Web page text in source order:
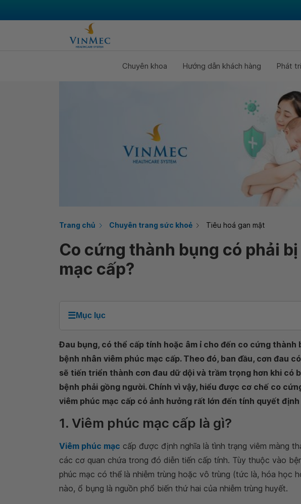
Chuyên khoa Hướng dẫn khách hàng Phát
Trang chủ Chuyên trang sức khoẻ Tiêu hoá gan mật
Co cứng thành bụng có phải
mạc cấp?
☰Mục lục
Đau bụng, có thể cấp tính hoặc âm ỉ cho đến co cứng
bệnh nhân viêm phúc mạc cấp. Theo đó, ban đầu, cơn đau
sẽ tiến triển thành cơn đau dữ dội và trầm trọng hơn khi có
bệnh phải gồng người. Chính vì vậy, hiểu được cơ chế co
viêm phúc mạc cấp có ảnh hưởng rất lớn đến tính quyết
1. Viêm phúc mạc cấp là gì?
Viêm phúc mạc cấp được định nghĩa là tình trạng viêm màng
các cơ quan chứa trong đó diễn tiến cấp tính. Tùy thuộc vào
phúc mạc có thể là nhiễm trùng hoặc vô trùng (tức là, hóa học
nào, ổ bụng là nguồn phổ biến thứ hai của nhiễm trùng huyết.